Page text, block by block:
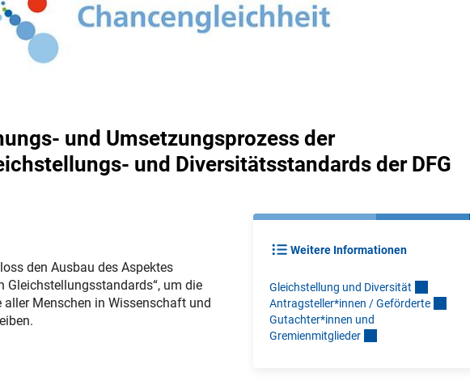
und Umsetzungsprozess der
und Diversitätsstandards der DFG
Weitere Informationen
Gleichstellung und Diversität
Antragsteller*innen / Geförderte
Gutachter*innen und
Gremienmitglieder
den Ausbau des Aspektes
Gleichstellungsstandards“, um die
Menschen in Wissenschaft und